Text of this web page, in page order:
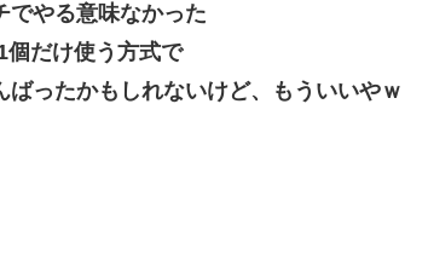
でやる意味なかった
個だけ使う方式で
ったかもしれないけど、もういいやｗ